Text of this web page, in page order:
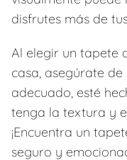
disfrutes más de
Al elegir un tapete
casa, asegúrate
adecuado, esté
tenga la textura y
¡Encuentra un
seguro y